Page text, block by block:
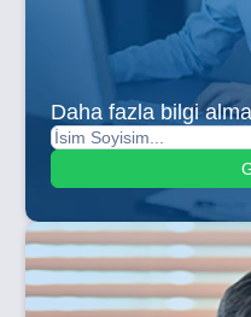
Daha fazla bilgi